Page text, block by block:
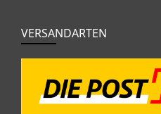
VERSANDARTEN